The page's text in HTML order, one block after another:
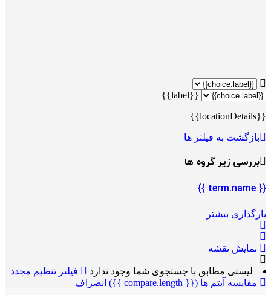
{{label}}
{{locationDetails}}
بازگشت به فیلتر ها
بررسی زیر گروه ها
{{ term.name }}
بارگذاری بیشتر
نمایش نقشه
لیستی مطابق با جستجوی شما وجود ندارد
فیلتر تنظیم مجدد
مقایسه آیتم ها ({{ compare.length }}) انصراف